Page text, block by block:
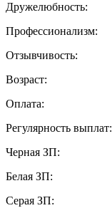
Дружелюбность:
Профессионализм:
Отзывчивость:
Возраст:
Оплата:
Регулярность выплат:
Черная ЗП:
Белая ЗП:
Серая ЗП: